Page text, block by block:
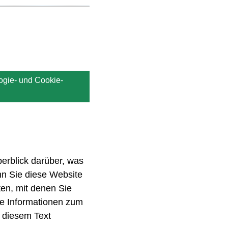
und Cookie-
Sie diese Website
mit denen Sie
Informationen zum
Text